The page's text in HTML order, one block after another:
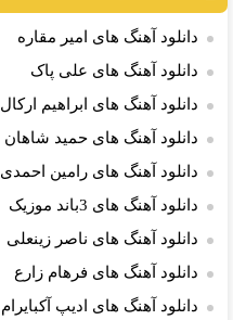
دانلود آهنگ های امیر مقاره
دانلود آهنگ های علی پاک
دانلود آهنگ های ابراهیم ارکال
دانلود آهنگ های حمید شاهان
دانلود آهنگ های رامین احمدی
دانلود آهنگ های 3باند موزیک
دانلود آهنگ های ناصر زینعلی
دانلود آهنگ های فرهام زارع
دانلود آهنگ های ادیپ آکبایرام